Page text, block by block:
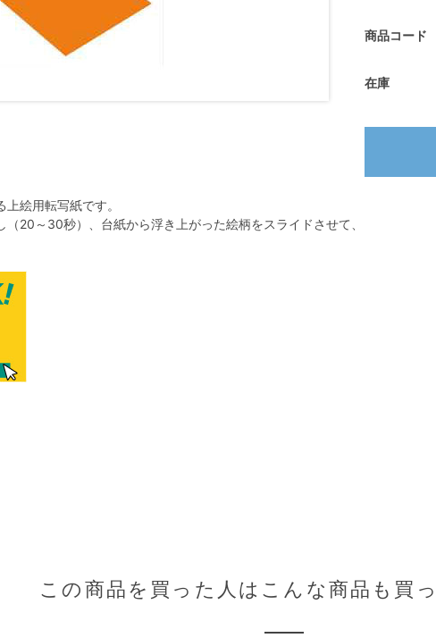
絵用転写紙です。
20～30秒）、台紙から浮き上がった絵柄をスライドさせて、
商品コード
在庫
この商品を買った人はこんな商品も買